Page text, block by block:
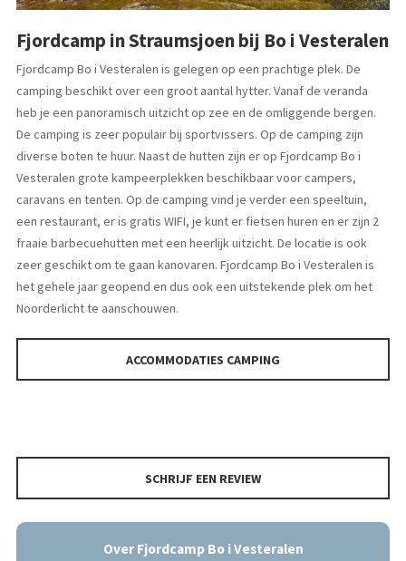
Fjordcamp in Straumsjoen bij Bo i Vesteralen
Fjordcamp Bo i Vesteralen is gelegen op een prachtige plek. De
camping beschikt over een groot aantal hytter. Vanaf de veranda
heb je een panoramisch uitzicht op zee en de omliggende bergen.
De camping is zeer populair bij sportvissers. Op de camping zijn
diverse boten te huur. Naast de hutten zijn er op Fjordcamp Bo i
Vesteralen grote kampeerplekken beschikbaar voor campers,
caravans en tenten. Op de camping vind je verder een speeltuin,
een restaurant, er is gratis WIFI, je kunt er fietsen huren en er zijn 2
fraaie barbecuehutten met een heerlijk uitzicht. De locatie is ook
zeer geschikt om te gaan kanovaren. Fjordcamp Bo i Vesteralen is
het gehele jaar geopend en dus ook een uitstekende plek om het
Noorderlicht te aanschouwen.
ACCOMMODATIES CAMPING
SCHRIJF EEN REVIEW
Over Fjordcamp Bo i Vesteralen